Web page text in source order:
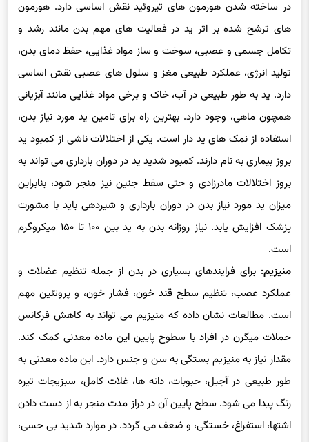
های ترشح شده بر اثر ید در فعالیت های مهم بدن مانند رشد و
تکامل جسمی و عصبی، سوخت و ساز مواد غذایی، حفظ دمای بدن،
تولید انرژی، عملکرد طبیعی مغز و سلول های عصبی نقش اساسی
دارد. ید به طور طبیعی در آب، خاک و برخی مواد غذایی مانند آبزیانی
همچون ماهی، وجود دارد. بهترین راه برای تامین ید مورد نیاز بدن،
استفاده از نمک های ید دار است. یکی از اختلالات ناشی از کمبود ید
بروز بیماری به نام دارند. کمبود شدید ید در دوران بارداری می تواند به
بروز اختلالات مادرزادی و حتی سقط جنین نیز منجر شود، بنابراین
میزان ید مورد نیاز بدن در دوران بارداری و شیردهی باید با مشورت
پزشک افزایش یابد. نیاز روزانه بدن به ید بین ۱۰۰ تا ۱۵۰ میکروگرم
است.
منیزیم
عملکرد عصب، تنظیم سطح قند خون، فشار خون، و پروتئین مهم
است. مطالعات نشان داده که منیزیم می تواند به کاهش فرکانس
حملات میگرن در افراد با سطوح پایین این ماده معدنی کمک کند.
مقدار نیاز به منیزیم بستگی به سن و جنس دارد. این ماده معدنی به
طور طبیعی در آجیل، حبوبات، دانه ها، غلات کامل، سبزیجات تیره
رنگ پیدا می شود. سطح پایین آن در دراز مدت منجر به از دست دادن
اشتها، استفراغ، خستگی، و ضعف می گردد. در موارد شدید بی حسی،
سوزن سوزن شدن، گرفتگی عضلانی، تشنج، تغییرات شخصیت، و